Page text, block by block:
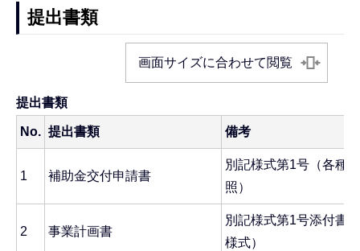
提出書類
画面サイズに合わせて閲覧
提出書類
No. 提出書類 備考
1 補助金交付申請書
別記様式第1号（各種
照）
2 事業計画書
別記様式第1号添付書
様式）